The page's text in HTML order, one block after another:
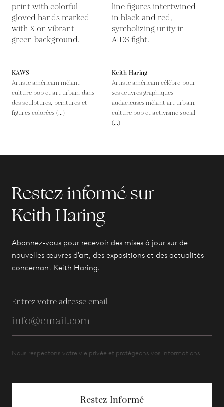
KAWS
Artiste américain mêlant
culture pop et art urbain dans
des sculptures, peintures et
figures colorées (...)
Keith Haring
Artiste américain célèbre pour
ses œuvres graphiques
audacieuses mêlant art urbain,
culture pop et activisme social
(...)
Restez informé sur
Keith Haring
Abonnez-vous pour recevoir des mises à jour sur de
nouvelles œuvres d'art, des expositions et des actualités
concernant Keith Haring.
Entrez votre adresse email
Nous respectons votre vie privée et protégeons vos informations.
Restez Informé